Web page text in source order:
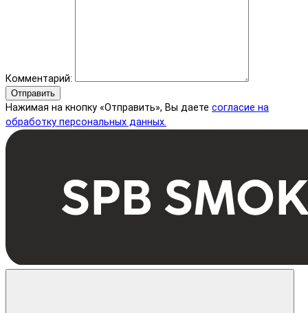
Комментарий:
Отправить
Нажимая на кнопку «Отправить», Вы даете согласие на
обработку персональных данных.